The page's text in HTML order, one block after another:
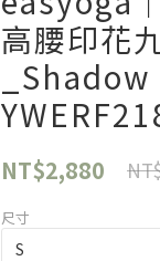
高腰印花
_Shadow
NT$2,880
尺寸